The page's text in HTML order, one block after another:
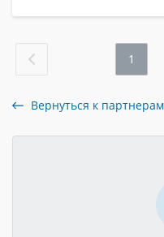
1
Вернуться к партнерам